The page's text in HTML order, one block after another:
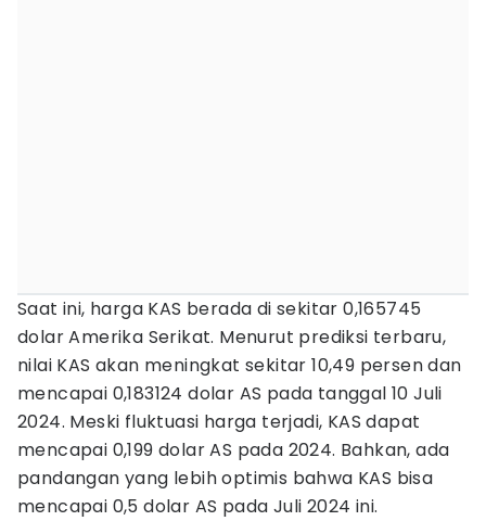
Saat ini, harga KAS berada di sekitar 0,165745
dolar Amerika Serikat. Menurut prediksi terbaru,
nilai KAS akan meningkat sekitar 10,49 persen dan
mencapai 0,183124 dolar AS pada tanggal 10 Juli
2024. Meski fluktuasi harga terjadi, KAS dapat
mencapai 0,199 dolar AS pada 2024. Bahkan, ada
pandangan yang lebih optimis bahwa KAS bisa
mencapai 0,5 dolar AS pada Juli 2024 ini.